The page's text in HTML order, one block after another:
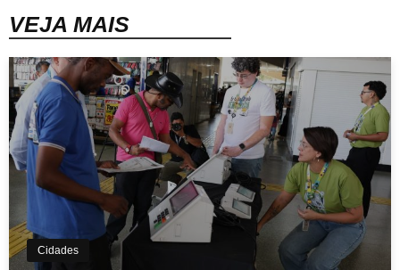
VEJA MAIS
Cidades